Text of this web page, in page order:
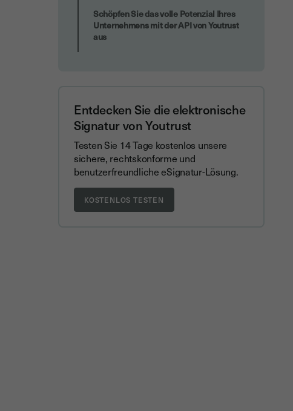
Schöpfen Sie das volle Potenzial Ihres
Unternehmens mit der API von Youtrust
aus
Entdecken Sie die elektronische
Signatur von Youtrust
Testen Sie 14 Tage kostenlos unsere
sichere, rechtskonforme und
benutzerfreundliche eSignatur-Lösung.